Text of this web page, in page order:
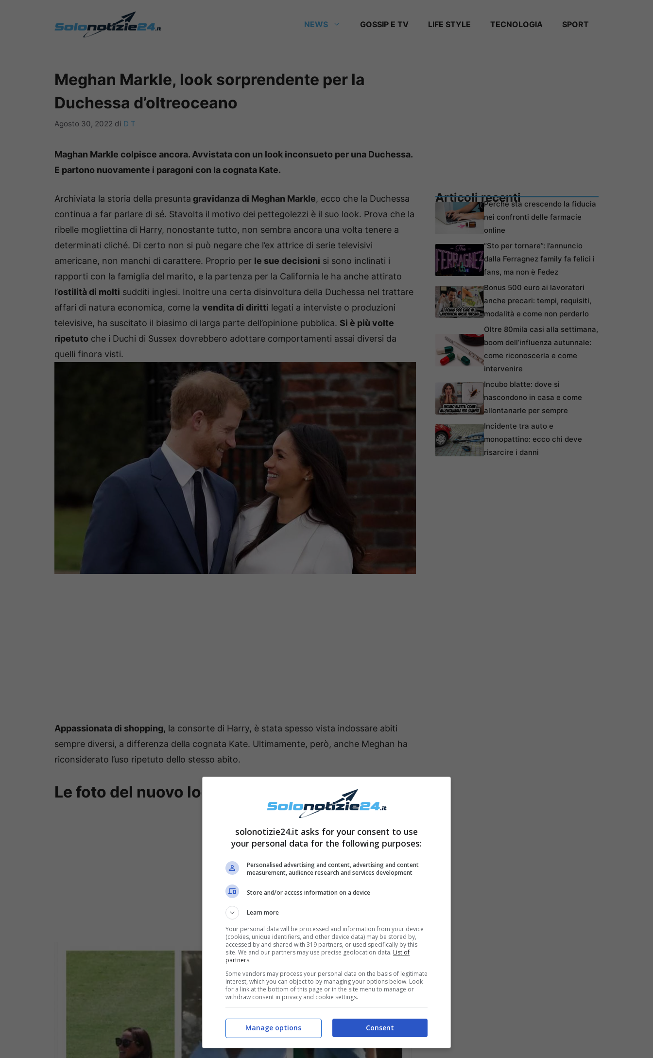
NEWS GOSSIP E TV LIFE STYLE TECNOLOGIA SPORT
Meghan Markle, look sorprendente per la
Duchessa d’oltreoceano
Agosto 30, 2022 di D T
Maghan Markle colpisce ancora. Avvistata con un look inconsueto per una Duchessa.
E partono nuovamente i paragoni con la cognata Kate.
Archiviata la storia della presunta gravidanza di Meghan Markle, ecco che la Duchessa
continua a far parlare di sé. Stavolta il motivo dei pettegolezzi è il suo look. Prova che la
ribelle mogliettina di Harry, nonostante tutto, non sembra ancora una volta tenere a
determinati cliché. Di certo non si può negare che l’ex attrice di serie televisivi
americane, non manchi di carattere. Proprio per le sue decisioni si sono inclinati i
rapporti con la famiglia del marito, e la partenza per la California le ha anche attirato
l’ostilità di molti sudditi inglesi. Inoltre una certa disinvoltura della Duchessa nel trattare
affari di natura economica, come la vendita di diritti legati a interviste o produzioni
televisive, ha suscitato il biasimo di larga parte dell’opinione pubblica. Si è più volte
ripetuto che i Duchi di Sussex dovrebbero adottare comportamenti assai diversi da
quelli finora visti.
Appassionata di shopping, la consorte di Harry, è stata spesso vista indossare abiti
sempre diversi, a differenza della cognata Kate. Ultimamente, però, anche Meghan ha
riconsiderato l’uso ripetuto dello stesso abito.
Le foto del nuovo look di Meghan
Articoli recentiPerché sta crescendo la fiducia
nei confronti delle farmacie
online
“Sto per tornare”: l’annuncio
dalla Ferragnez family fa felici i
fans, ma non è Fedez
Bonus 500 euro ai lavoratori
anche precari: tempi, requisiti,
modalità e come non perderlo
Oltre 80mila casi alla settimana,
boom dell’influenza autunnale:
come riconoscerla e come
intervenire
Incubo blatte: dove si
nascondono in casa e come
allontanarle per sempre
Incidente tra auto e
monopattino: ecco chi deve
risarcire i danni
solonotizie24.it asks for your consent to use
your personal data for the following purposes:
Personalised advertising and content, advertising and content
measurement, audience research and services development
Store and/or access information on a device
Learn more
Your personal data will be processed and information from your device
(cookies, unique identifiers, and other device data) may be stored by,
accessed by and shared with 319 partners, or used specifically by this
site. We and our partners may use precise geolocation data. List of
partners.
Some vendors may process your personal data on the basis of legitimate
interest, which you can object to by managing your options below. Look
for a link at the bottom of this page or in the site menu to manage or
withdraw consent in privacy and cookie settings.
Consent
Manage options